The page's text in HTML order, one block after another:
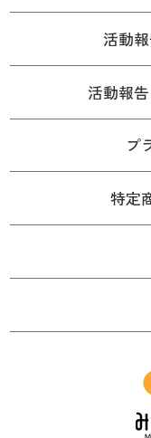
活動
活動報
プ
特定